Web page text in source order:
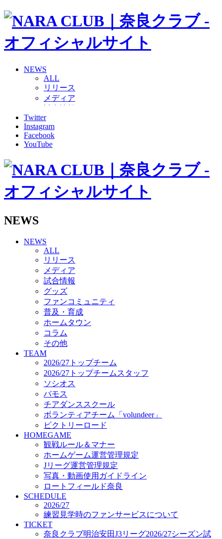
NEWS
ALL
リリース
メディア
グッズ
ファンコミュニティ
普及・育成
ホームタウン
その他
2026/27トップチーム
2026/27トップチームスタッフ
ボランティアチーム「volundeer」
ビクトリーロード
HOMEGAME
観戦ルール＆マナー
ホームゲーム運営管理規定
Jリーグ運営管理規定
写真・動画使用ガイドライン
ロートフィールド奈良
SCHEDULE
2026/27
練習見学時のファンサービスについて
TICKET
奈良クラブ明治安田J3リーグ2026/27シーズン試
合観戦チケット
奈良クラブ明治安田Ｊ3リーグ 2026/27シーズン
「鹿パス」
観戦ルール＆マナー
FANCOMMUNITY
2026/27ファンコミュニティ
サポートショップ
GOODS
オフィシャルストア（実店舗）
オンラインストア
ACADEMY
アカデミーについて
プロジェクト
コーチ&スタッフ
ジュニア
ジュニアユース
ユース
Twitter
Instagram
Facebook
YouTube
NEWS
NEWS
ALL
リリース
メディア
試合情報
グッズ
ファンコミュニティ
普及・育成
ホームタウン
コラム
その他
TEAM
2026/27トップチーム
2026/27トップチームスタッフ
ソシオス
バモス
チアダンススクール
ボランティアチーム「volundeer」
ビクトリーロード
HOMEGAME
観戦ルール＆マナー
ホームゲーム運営管理規定
Jリーグ運営管理規定
写真・動画使用ガイドライン
ロートフィールド奈良
SCHEDULE
2026/27
練習見学時のファンサービスについて
TICKET
奈良クラブ明治安田J3リーグ2026/27シーズン試